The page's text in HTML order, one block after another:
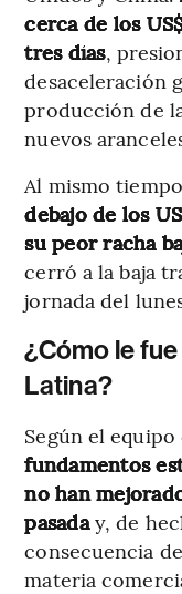
cerca de los
tres días,
desaceleración
producción de
nuevos
Al mismo
debajo de los
su peor racha
cerró a la baja
jornada del
¿Cómo le
Latina?
Según el
fundamentos
no han
pasaday, de
consecuencia
materia